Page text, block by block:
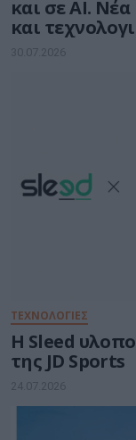
και σε ΑΙ.
και
30.07.2026
ΤΕΧΝΟΛΟΓΙΕΣ
Η Sleed
της JD Sports
24.07.2026